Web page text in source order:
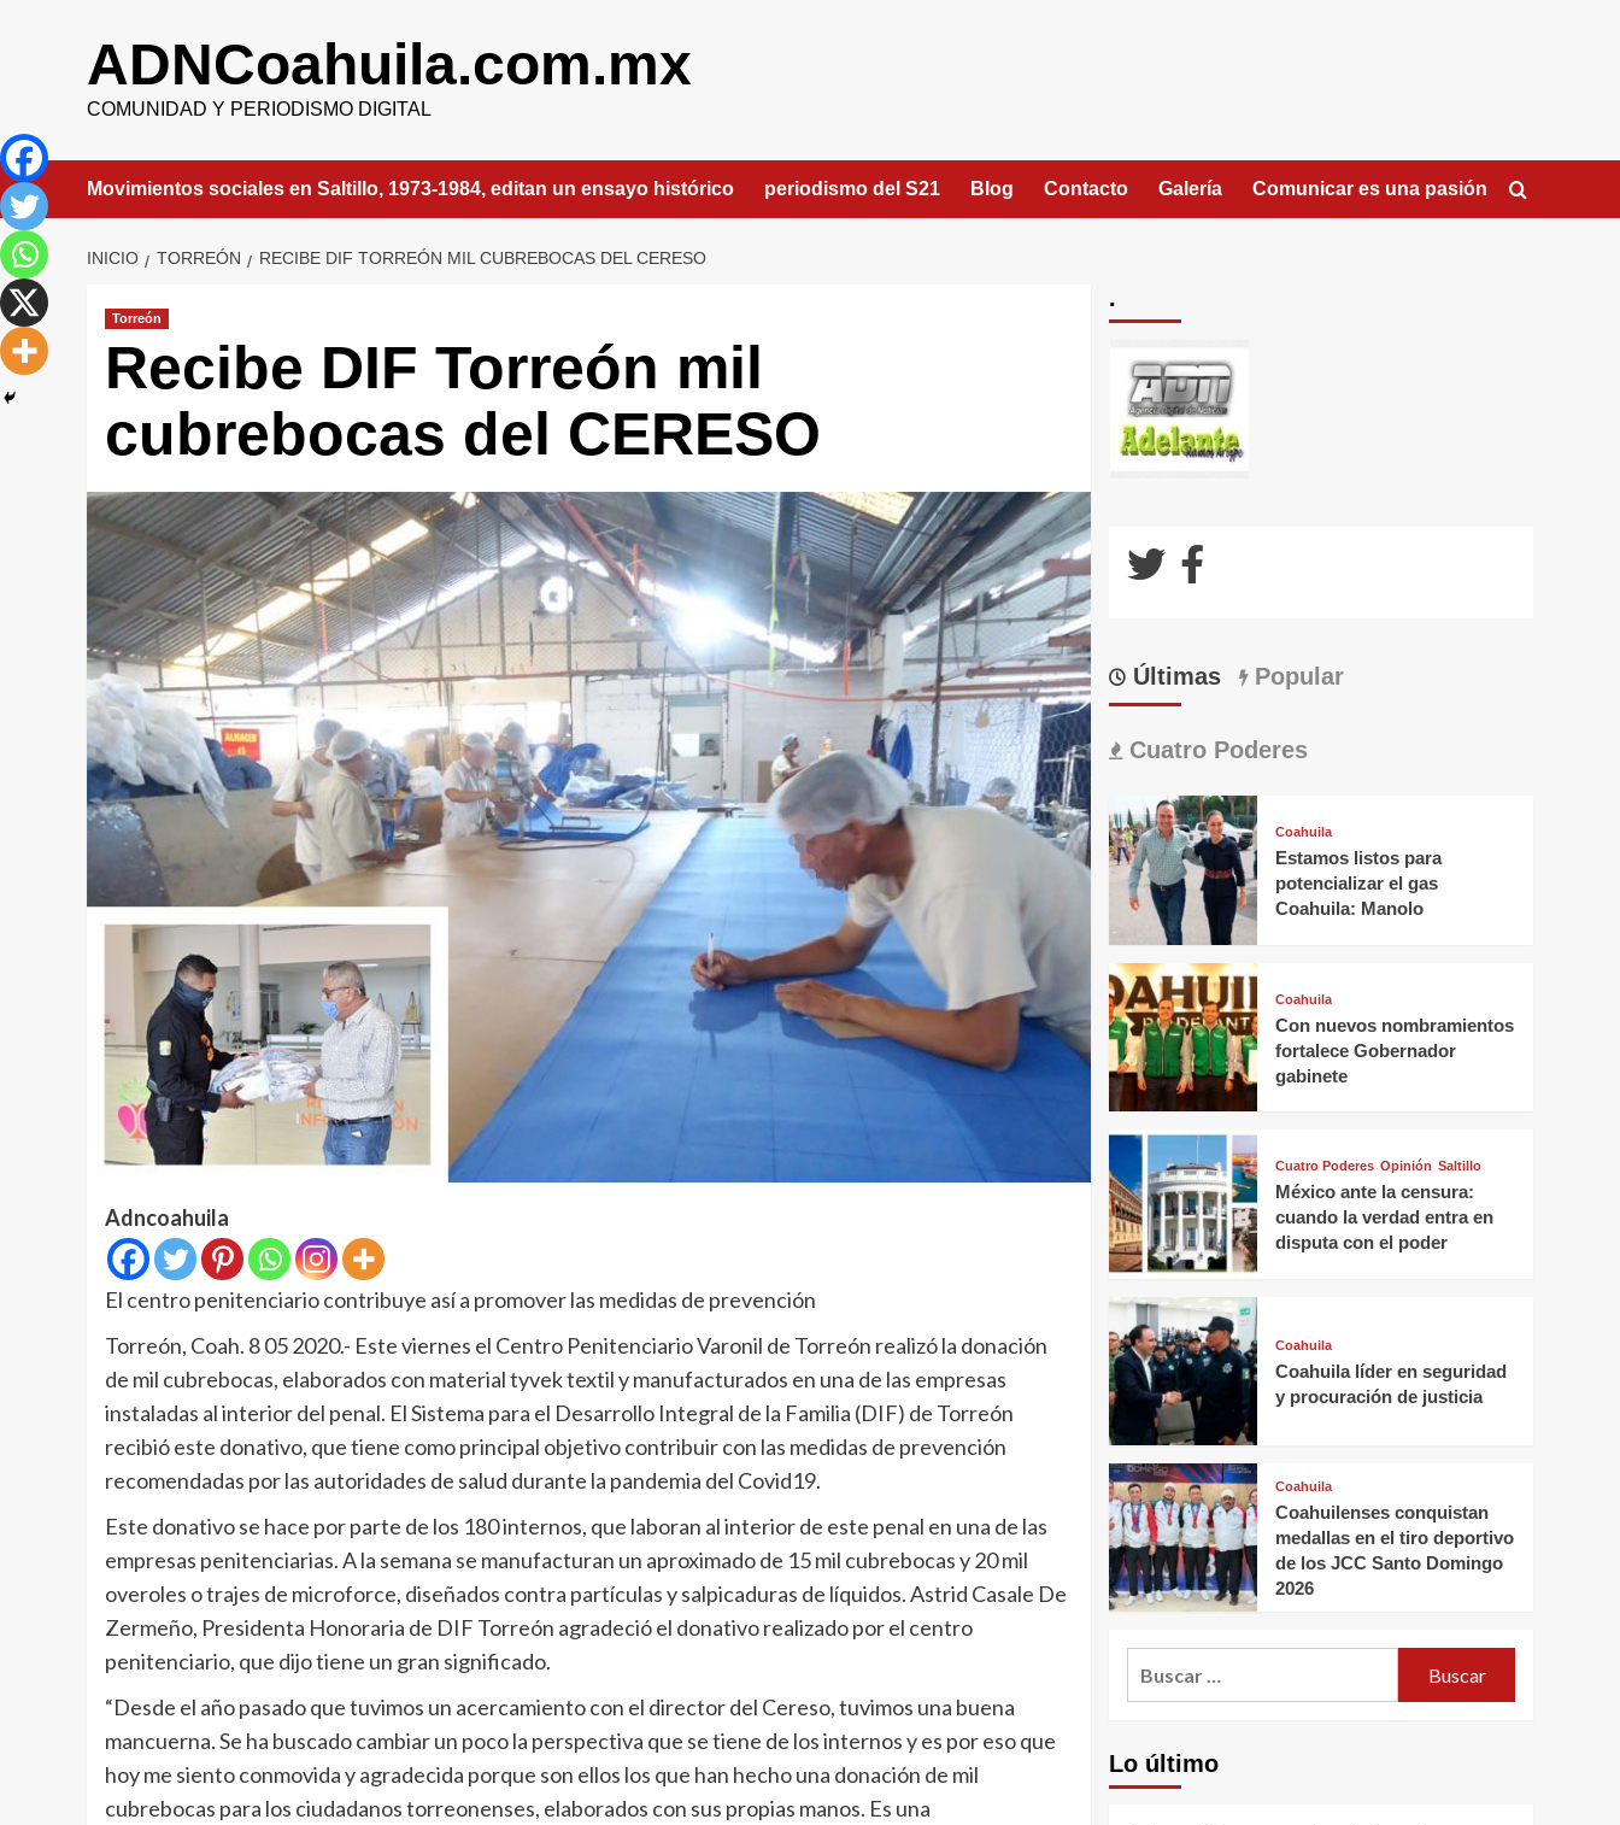
ADNCoahuila.com.mx
COMUNIDAD Y PERIODISMO DIGITAL
Movimientos sociales en Saltillo, 1973-1984, editan un ensayo histórico periodismo del S21 Blog Contacto Galería Comunicar es una pasión
INICIO TORREÓN RECIBE DIF TORREÓN MIL CUBREBOCAS DEL CERESO
Torreón
Recibe DIF Torreón mil
cubrebocas del CERESO
Adncoahuila
El centro penitenciario contribuye así a promover las medidas de prevención
Torreón, Coah. 8 05 2020.- Este viernes el Centro Penitenciario Varonil de Torreón realizó la donación
de mil cubrebocas, elaborados con material tyvek textil y manufacturados en una de las empresas
instaladas al interior del penal. El Sistema para el Desarrollo Integral de la Familia (DIF) de Torreón
recibió este donativo, que tiene como principal objetivo contribuir con las medidas de prevención
recomendadas por las autoridades de salud durante la pandemia del Covid19.
Este donativo se hace por parte de los 180 internos, que laboran al interior de este penal en una de las
empresas penitenciarias. A la semana se manufacturan un aproximado de 15 mil cubrebocas y 20 mil
overoles o trajes de microforce, diseñados contra partículas y salpicaduras de líquidos. Astrid Casale De
Zermeño, Presidenta Honoraria de DIF Torreón agradeció el donativo realizado por el centro
penitenciario, que dijo tiene un gran significado.
“Desde el año pasado que tuvimos un acercamiento con el director del Cereso, tuvimos una buena
mancuerna. Se ha buscado cambiar un poco la perspectiva que se tiene de los internos y es por eso que
hoy me siento conmovida y agradecida porque son ellos los que han hecho una donación de mil
cubrebocas para los ciudadanos torreonenses, elaborados con sus propias manos. Es una
.
Últimas Popular
Cuatro Poderes
Coahuila
Estamos listos para
potencializar el gas
Coahuila: Manolo
Coahuila
Con nuevos nombramientos
fortalece Gobernador
gabinete
Cuatro Poderes Opinión Saltillo
México ante la censura:
cuando la verdad entra en
disputa con el poder
Coahuila
Coahuila líder en seguridad
y procuración de justicia
Coahuila
Coahuilenses conquistan
medallas en el tiro deportivo
de los JCC Santo Domingo
2026
Lo último